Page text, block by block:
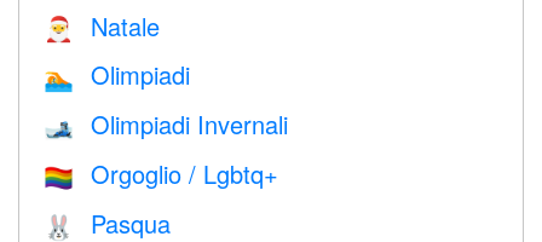
🎅 Natale
🏊 Olimpiadi
🎿 Olimpiadi Invernali
🏳️‍🌈 Orgoglio / Lgbtq+
🐰 Pasqua